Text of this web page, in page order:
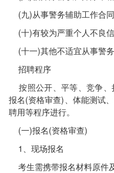
(九)从事警务辅助工作合
(十)有较为严重个人不良
(十一)其他不适宜从事警务
招聘程序
按照公开、平等、竞争、
报名(资格审查)、体能测试
聘用等程序进行。
(一)报名(资格审查)
1、现场报名
考生需携带报名材料原件